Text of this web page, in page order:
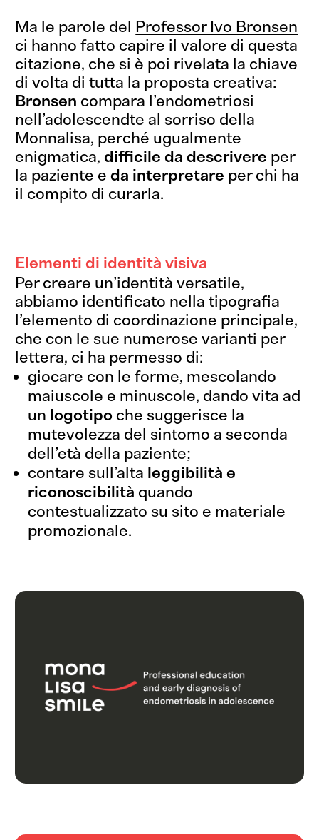
Ma le parole del Professor Ivo Bronsen
ci hanno fatto capire il valore di questa
citazione, che si è poi rivelata la chiave
di volta di tutta la proposta creativa:
Bronsen compara l’endometriosi
nell’adolescendte al sorriso della
Monnalisa, perché ugualmente
enigmatica,difficile da descrivere per
la paziente e da interpretare per chi ha
il compito di curarla.
Elementi di identità visiva
Per creare un’identità versatile,
abbiamo identificato nella tipografia
l’elemento di coordinazione principale,
che con le sue numerose varianti per
lettera, ci ha permesso di:
giocare con le forme, mescolando
maiuscole e minuscole, dando vita ad
un logotipo che suggerisce la
mutevolezza del sintomo a seconda
dell’età della paziente;
contare sull’alta leggibilità e
riconoscibilità quando
contestualizzato su sito e materiale
promozionale.